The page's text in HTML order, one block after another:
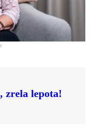
zrela lepota!